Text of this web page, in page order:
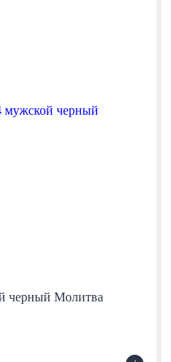
черный Молитва